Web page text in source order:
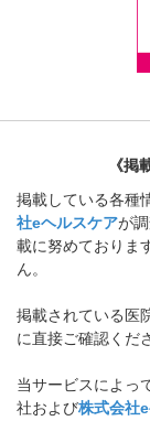
《掲
掲載している各種
社eヘルスケアが
載に努めておりま
ん。
掲載されている医
に直接ご確認くだ
当サービスによっ
社および株式会社